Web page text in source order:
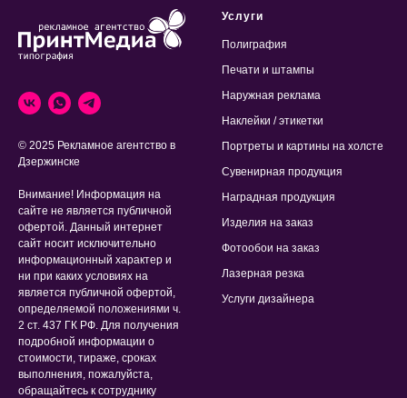
© 2025 Рекламное агентство в
Дзержинске
Внимание! Информация на
сайте не является публичной
офертой. Данный интернет
сайт носит исключительно
информационный характер и
ни при каких условиях на
является публичной офертой,
определяемой положениями ч.
2 ст. 437 ГК РФ. Для получения
подробной информации о
стоимости, тираже, сроках
выполнения, пожалуйста,
обращайтесь к сотруднику
Услуги
Полиграфия
Печати и штампы
Наружная реклама
Наклейки / этикетки
Портреты и картины на холсте
Сувенирная продукция
Наградная продукция
Изделия на заказ
Фотообои на заказ
Лазерная резка
Услуги дизайнера